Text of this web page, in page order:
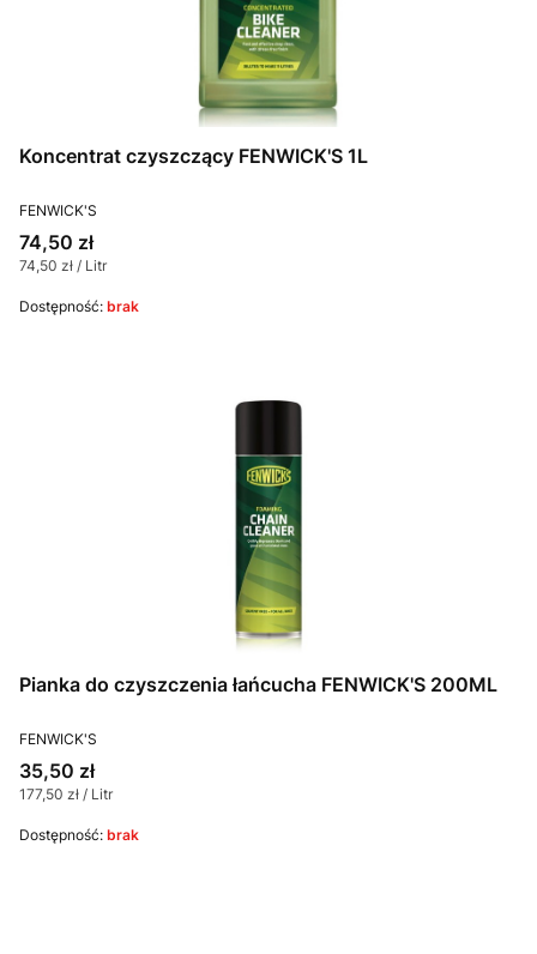
Koncentrat czyszczący FENWICK'S 1L
PRODUCENT
FENWICK'S
Cena
74,50 zł
Cena jednostkowa
74,50 zł / Litr
Dostępność: brak
Pianka do czyszczenia łańcucha FENWICK'S 200ML
PRODUCENT
FENWICK'S
Cena
35,50 zł
Cena jednostkowa
177,50 zł / Litr
Dostępność: brak